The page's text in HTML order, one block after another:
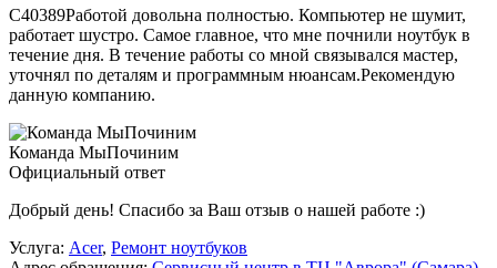
C40389Работой довольна полностью. Компьютер не шумит,
работает шустро. Самое главное, что мне почнили ноутбук в
течение дня. В течение работы со мной связывался мастер,
уточнял по деталям и программным нюансам.Рекомендую
данную компанию.
Команда МыПочиним
Официальный ответ
Добрый день! Спасибо за Ваш отзыв о нашей работе :)
Услуга: Acer, Ремонт ноутбуков